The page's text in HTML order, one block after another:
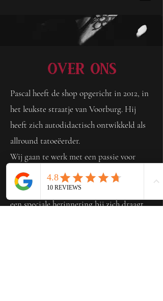
Over ons
Pascal heeft de shop opgericht in 2012, in
het leukste straatje van Voorburg. Hij
heeft zich autodidactisch ontwikkeld als
allround tatoeëerder.
Wij gaan te werk met een passie voor
tatoeëren, schilderen en tekenen.
Mensen blij maken met een ontwerp die
een speciale herinnering bij zich draagt,